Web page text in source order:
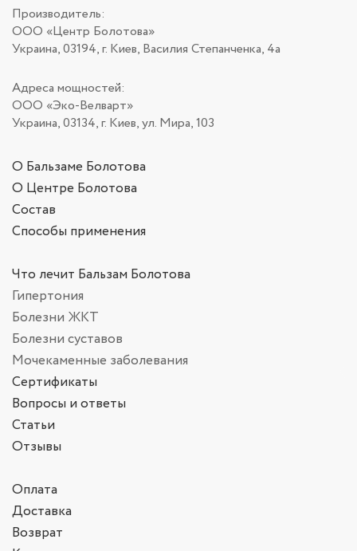
Производитель:
ООО «Центр Болотова»
Украина, 03194, г. Киев, Василия Степанченка, 4а
Адреса мощностей:
ООО «Эко-Велварт»
Украина, 03134, г. Киев, ул. Мира, 103
О Бальзаме Болотова
О Центре Болотова
Состав
Способы применения
Что лечит Бальзам Болотова
Гипертония
Болезни ЖКТ
Болезни суставов
Мочекаменные заболевания
Сертификаты
Вопросы и ответы
Статьи
Отзывы
Оплата
Доставка
Возврат